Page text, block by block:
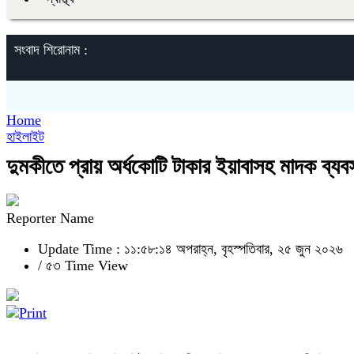
সংবাদ শিরোনাম :
Home
হাইলাইট
দুমকীতে প্রায় অর্ধকোটি টাকার ইয়াবাসহ মাদক
Reporter Name
Update Time : ১১:৫৮:১৪ অপরাহ্ন, বৃহস্পতিবার, ২৫ জুন ২০২৬
/ ৫৩ Time View